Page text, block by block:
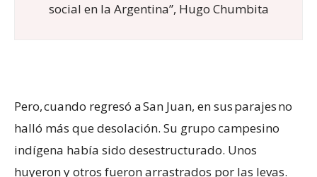
social en la Argentina”, Hugo Chumbita
Pero, cuando regresó a San Juan, en sus parajes no
halló más que desolación. Su grupo campesino
indígena había sido desestructurado. Unos
huyeron y otros fueron arrastrados por las levas.